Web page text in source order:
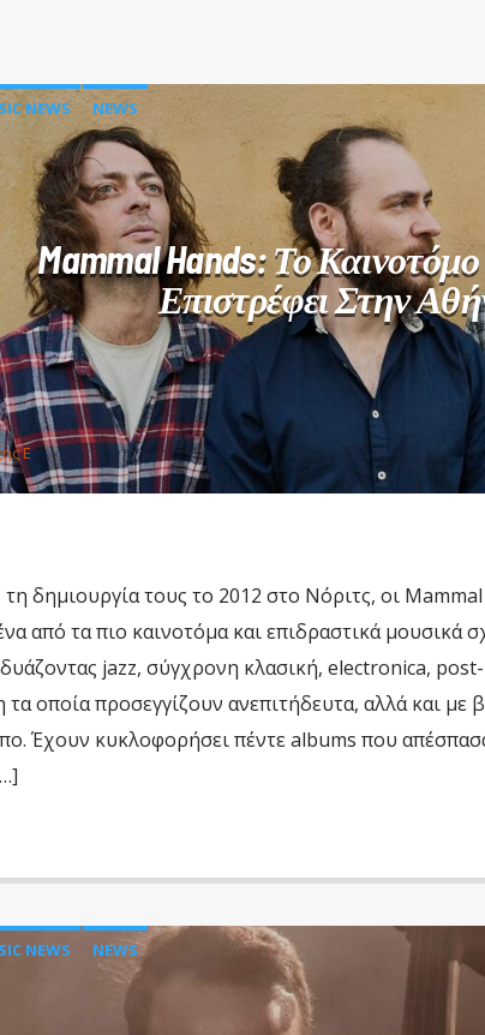
NEWS NEWS
Mammal Hands: Το
Επιστρέφει Στην
Ε
δημιουργία τους το 2012 στο Νόριτς, οι
από τα πιο καινοτόμα και επιδραστικά μουσικά
jazz, σύγχρονη κλασική, electronica,
τα οποία προσεγγίζουν ανεπιτήδευτα, αλλά και με
Έχουν κυκλοφορήσει πέντε albums που
NEWS NEWS